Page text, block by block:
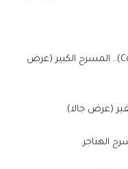
– شكوى رقم ٧١٣٣١ (Complaint No. 713317).. المسرح الكبير (عرض